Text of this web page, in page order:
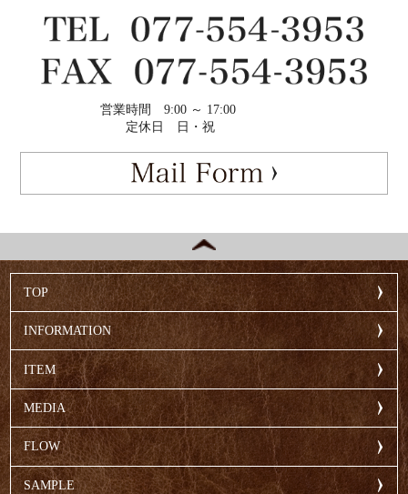
営業時間
9:00 ～ 17:00
定休日
日・祝
TOP
INFORMATION
ITEM
MEDIA
FLOW
SAMPLE